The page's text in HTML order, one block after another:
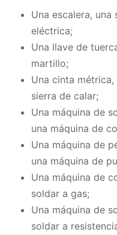
Una escalera, una
eléctrica;
Una llave de
martillo;
Una cinta métrica,
sierra de calar;
Una máquina de
una máquina de
Una máquina de
una máquina de
Una máquina de
soldar a gas;
Una máquina de
soldar a